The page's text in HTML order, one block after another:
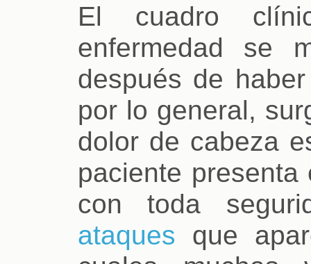
El cuadro
enfermedad se
después de
por lo general,
dolor de cabeza
paciente
con toda
ataques que